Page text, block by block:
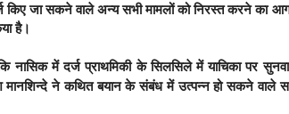
किए जा सकने वाले अन्य सभी मामलों को निरस्त करने का
है।
नासिक में दर्ज प्राथमिकी के सिलसिले में याचिका पर
मानशिन्दे ने कथित बयान के संबंध में उत्पन्न हो सकने वाले